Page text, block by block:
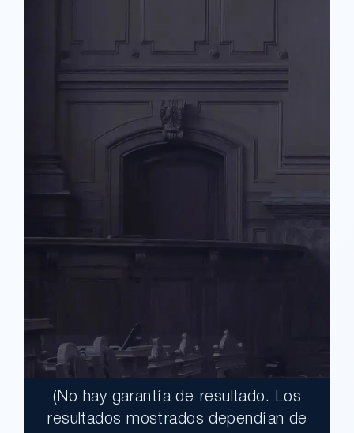
$17,900,000.00
(No hay garantía de resultado. Los
resultados mostrados dependían de